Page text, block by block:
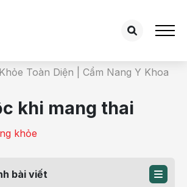
vấn
Toàn Diện | Cẩm Nang Y Khoa
khi mang thai
khỏe
bài viết